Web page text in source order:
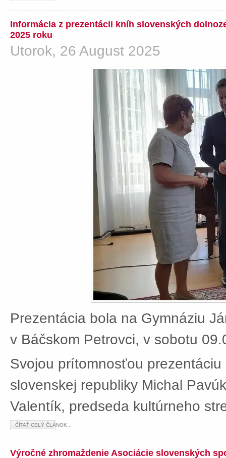
Informácia z prezentácii kníh slovenských
2025 roku
Utorok, 26 August 2025
Prezentácia bola na Gymnáziu
v Báčskom Petrovci, v sobotu
Svojou prítomnosťou
slovenskej republiky Michal
Valentík, predseda kultúrneho
ČÍTAŤ CELÝ ČLÁNOK...
Výročné zhromaždenie Asociácie slovenských